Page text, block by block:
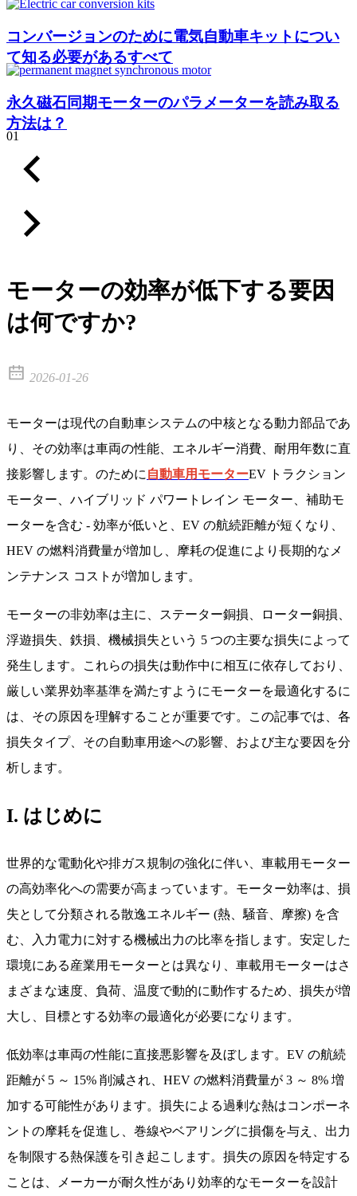
コンバージョンのために電気自動車キットについ
て知る必要があるすべて
永久磁石同期モーターのパラメーターを読み取る
方法は？
01
モーターの効率が低下する要因
は何ですか?
2026-01-26
モーターは現代の自動車システムの中核となる動力部品であ
り、その効率は車両の性能、エネルギー消費、耐用年数に直
接影響します。のために 自動車用モーターEV トラクション
モーター、ハイブリッド パワートレイン モーター、補助モ
ーターを含む - 効率が低いと、EV の航続距離が短くなり、
HEV の燃料消費量が増加し、摩耗の促進により長期的なメ
ンテナンス コストが増加します。
モーターの非効率は主に、ステーター銅損、ローター銅損、
浮遊損失、鉄損、機械損失という 5 つの主要な損失によって
発生します。これらの損失は動作中に相互に依存しており、
厳しい業界効率基準を満たすようにモーターを最適化するに
は、その原因を理解することが重要です。この記事では、各
損失タイプ、その自動車用途への影響、および主な要因を分
析します。
I. はじめに
世界的な電動化や排ガス規制の強化に伴い、車載用モーター
の高効率化への需要が高まっています。モーター効率は、損
失として分類される散逸エネルギー (熱、騒音、摩擦) を含
む、入力電力に対する機械出力の比率を指します。安定した
環境にある産業用モーターとは異なり、車載用モーターはさ
まざまな速度、負荷、温度で動的に動作するため、損失が増
大し、目標とする効率の最適化が必要になります。
低効率は車両の性能に直接悪影響を及ぼします。EV の航続
距離が 5 ～ 15% 削減され、HEV の燃料消費量が 3 ～ 8% 増
加する可能性があります。損失による過剰な熱はコンポーネ
ントの摩耗を促進し、巻線やベアリングに損傷を与え、出力
を制限する熱保護を引き起こします。損失の原因を特定する
ことは、メーカーが耐久性があり効率的なモーターを設計